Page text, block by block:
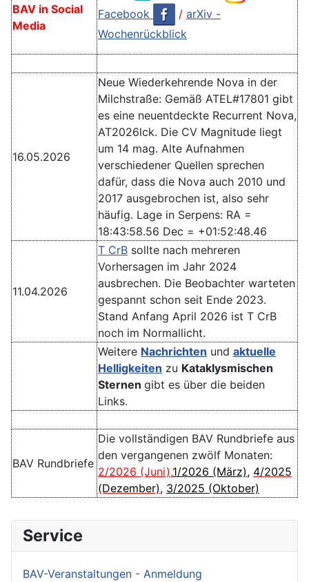
BAV in Social
Media
Facebook / arXiv -
Wochenrückblick
16.05.2026
Neue Wiederkehrende Nova in der
Milchstraße: Gemäß ATEL#17801 gibt
es eine neuentdeckte Recurrent Nova,
AT2026lck. Die CV Magnitude liegt
um 14 mag. Alte Aufnahmen
verschiedener Quellen sprechen
dafür, dass die Nova auch 2010 und
2017 ausgebrochen ist, also sehr
häufig. Lage in Serpens: RA =
18:43:58.56 Dec = +01:52:48.46
11.04.2026
T CrB sollte nach mehreren
Vorhersagen im Jahr 2024
ausbrechen. Die Beobachter warteten
gespannt schon seit Ende 2023.
Stand Anfang April 2026 ist T CrB
noch im Normallicht.
Weitere Nachrichten und aktuelle
Helligkeiten zu Kataklysmischen
Sternen gibt es über die beiden
Links.
BAV Rundbriefe
Die vollständigen BAV Rundbriefe aus
den vergangenen zwölf Monaten:
2/2026 (Juni),1/2026 (März), 4/2025
(Dezember), 3/2025 (Oktober)
Service
BAV-Veranstaltungen - Anmeldung